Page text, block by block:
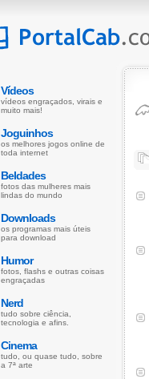
Vídeos
vídeos engraçados, virais e
muito mais!
Joguinhos
os melhores jogos online de
toda internet
Beldades
fotos das mulheres mais
lindas do mundo
Downloads
os programas mais úteis
para download
Humor
fotos, flashs e outras coisas
engraçadas
Nerd
tudo sobre ciência,
tecnologia e afins.
Cinema
tudo, ou quase tudo, sobre
a 7ª arte